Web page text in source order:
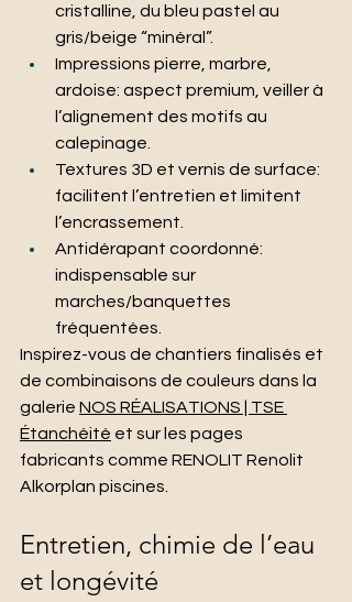
cristalline, du bleu pastel au
gris/beige “minéral”.
Impressions pierre, marbre,
ardoise: aspect premium, veiller à
l’alignement des motifs au
calepinage.
Textures 3D et vernis de surface:
facilitent l’entretien et limitent
l’encrassement.
Antidérapant coordonné:
indispensable sur
marches/banquettes
fréquentées.
Inspirez-vous de chantiers finalisés et
de combinaisons de couleurs dans la
galerie NOS RÉALISATIONS | TSE
Étanchéité et sur les pages
fabricants comme RENOLIT Renolit
Alkorplan piscines.
Entretien, chimie de l’eau
et longévité